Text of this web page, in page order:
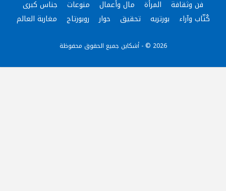
فن وثقافة
المرأة مال وأعمال منوعات
جناس كبرى
كُتّاب وآراء
بورتريه تحقيق حوار روبورتاج مغاربة العالم
2026 © - أشكاين جميع الحقوق محفوظة